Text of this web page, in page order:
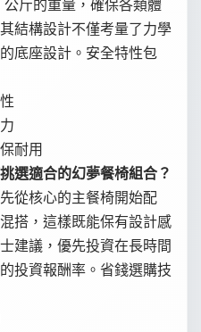
斤的重量，確保各類體
結構設計不僅考量了力學
底座設計。安全特性包
耐用
選適合的幻夢餐椅組合？
從核心的主餐椅開始配
搭，這樣既能保有設計感
建議，優先投資在長時間
投資報酬率。省錢選購技